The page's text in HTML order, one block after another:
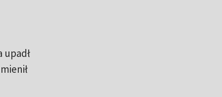
upadł